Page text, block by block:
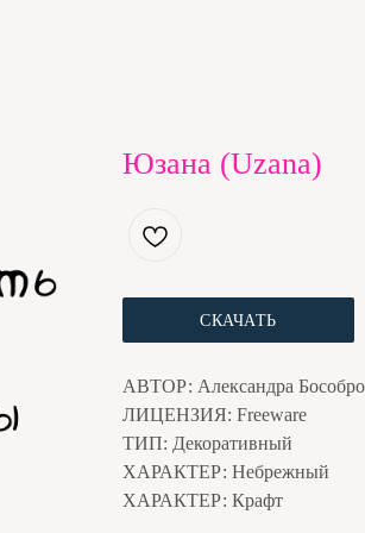
Юзана (Uzana)
СКАЧАТЬ
АВТОР: Александра
ЛИЦЕНЗИЯ: Freeware
ТИП: Декоративный
ХАРАКТЕР: Небрежный
ХАРАКТЕР: Крафт